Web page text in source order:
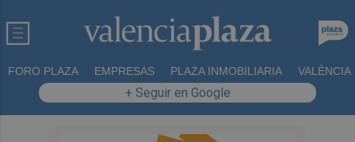
FORO PLAZA EMPRESAS PLAZA INMOBILIARIA VALÈNCIA
+ Seguir en Google